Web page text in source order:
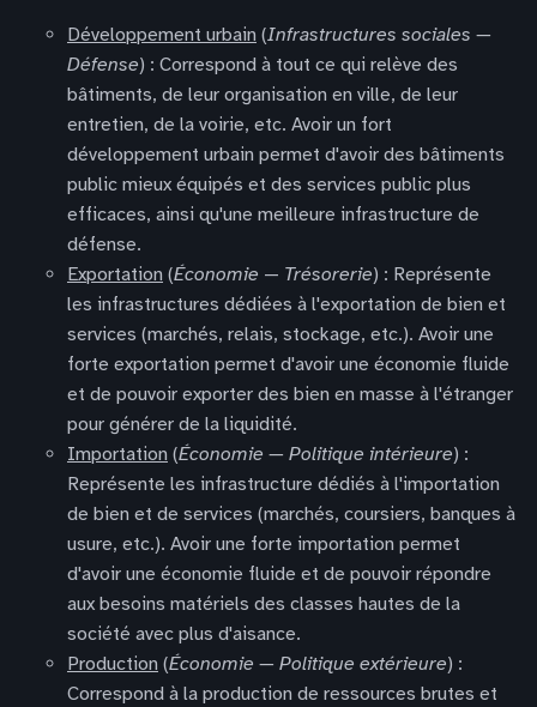
Développement urbain (Infrastructures sociales —
Défense) : Correspond à tout ce qui relève des
bâtiments, de leur organisation en ville, de leur
entretien, de la voirie, etc. Avoir un fort
développement urbain permet d'avoir des bâtiments
public mieux équipés et des services public plus
efficaces, ainsi qu'une meilleure infrastructure de
défense.
Exportation (Économie — Trésorerie) : Représente
les infrastructures dédiées à l'exportation de bien et
services (marchés, relais, stockage, etc.). Avoir une
forte exportation permet d'avoir une économie fluide
et de pouvoir exporter des bien en masse à l'étranger
pour générer de la liquidité.
Importation (Économie — Politique intérieure) :
Représente les infrastructure dédiés à l'importation
de bien et de services (marchés, coursiers, banques à
usure, etc.). Avoir une forte importation permet
d'avoir une économie fluide et de pouvoir répondre
aux besoins matériels des classes hautes de la
société avec plus d'aisance.
Production (Économie — Politique extérieure) :
Correspond à la production de ressources brutes et